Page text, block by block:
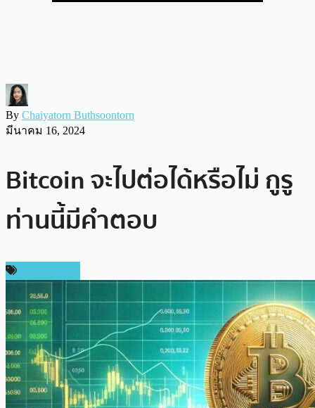
By Chaiyatorn Buthsoontorn
มีนาคม 16, 2024
Bitcoin จะไปต่อได้หรือไม่ กูรู
ท่านนี้มีคำตอบ